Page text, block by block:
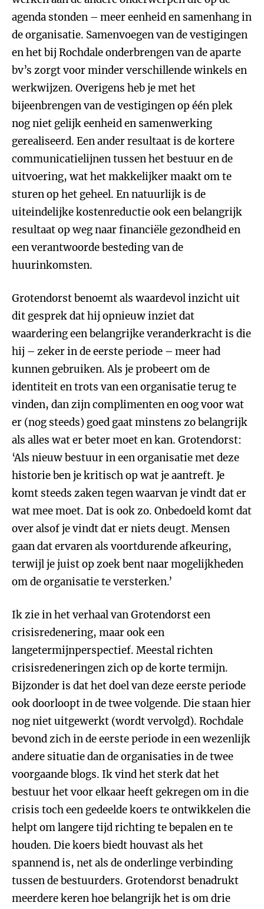
agenda stonden – meer eenheid en samenhang in
de organisatie. Samenvoegen van de vestigingen
en het bij Rochdale onderbrengen van de aparte
bv’s zorgt voor minder verschillende winkels en
werkwijzen. Overigens heb je met het
bijeenbrengen van de vestigingen op één plek
nog niet gelijk eenheid en samenwerking
gerealiseerd. Een ander resultaat is de kortere
communicatielijnen tussen het bestuur en de
uitvoering, wat het makkelijker maakt om te
sturen op het geheel. En natuurlijk is de
uiteindelijke kostenreductie ook een belangrijk
resultaat op weg naar financiële gezondheid en
een verantwoorde besteding van de
huurinkomsten.
Grotendorst benoemt als waardevol inzicht uit
dit gesprek dat hij opnieuw inziet dat
waardering een belangrijke veranderkracht is die
hij – zeker in de eerste periode – meer had
kunnen gebruiken. Als je probeert om de
identiteit en trots van een organisatie terug te
vinden, dan zijn complimenten en oog voor wat
er (nog steeds) goed gaat minstens zo belangrijk
als alles wat er beter moet en kan. Grotendorst:
‘Als nieuw bestuur in een organisatie met deze
historie ben je kritisch op wat je aantreft. Je
komt steeds zaken tegen waarvan je vindt dat er
wat mee moet. Dat is ook zo. Onbedoeld komt dat
over alsof je vindt dat er niets deugt. Mensen
gaan dat ervaren als voortdurende afkeuring,
terwijl je juist op zoek bent naar mogelijkheden
om de organisatie te versterken.’
Ik zie in het verhaal van Grotendorst een
crisisredenering, maar ook een
langetermijnperspectief. Meestal richten
crisisredeneringen zich op de korte termijn.
Bijzonder is dat het doel van deze eerste periode
ook doorloopt in de twee volgende. Die staan hier
nog niet uitgewerkt (wordt vervolgd). Rochdale
bevond zich in de eerste periode in een wezenlijk
andere situatie dan de organisaties in de twee
voorgaande blogs. Ik vind het sterk dat het
bestuur het voor elkaar heeft gekregen om in die
crisis toch een gedeelde koers te ontwikkelen die
helpt om langere tijd richting te bepalen en te
houden. Die koers biedt houvast als het
spannend is, net als de onderlinge verbinding
tussen de bestuurders. Grotendorst benadrukt
meerdere keren hoe belangrijk het is om drie